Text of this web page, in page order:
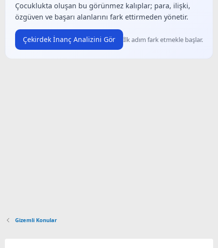
Çocuklukta oluşan bu görünmez kalıplar; para, ilişki,
özgüven ve başarı alanlarını fark ettirmeden yönetir.
Çekirdek İnanç Analizini Gör İlk adım fark etmekle başlar.
Gizemli Konular